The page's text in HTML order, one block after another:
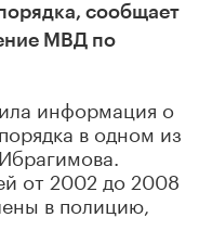
сообщает
МВД по
информация о
в одном из
от 2002 до 2008
в полицию,